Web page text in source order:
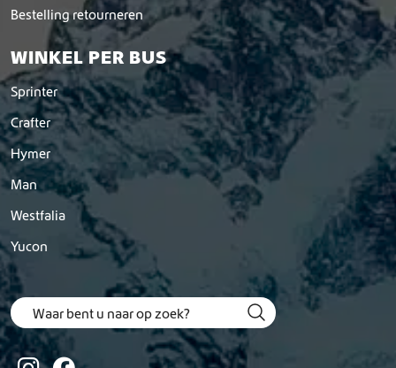
Bestelling retourneren
WINKEL PER BUS
Sprinter
Crafter
Hymer
Man
Westfalia
Yucon